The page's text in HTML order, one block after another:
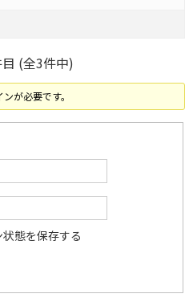
(全3件中)
が必要です。
態を保存する